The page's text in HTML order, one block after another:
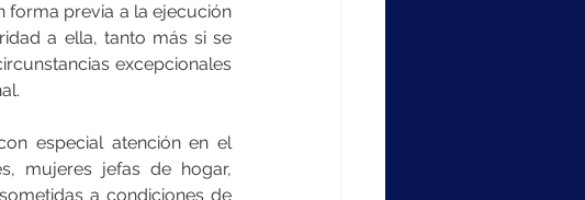
forma previa a la ejecución
a ella, tanto más si se
excepcionales
especial atención en el
mujeres jefas de hogar,
a condiciones de